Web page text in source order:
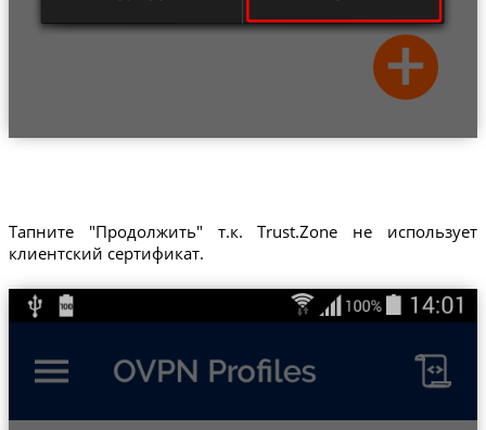
Тапните "Продолжить" т.к. Trust.Zone не использует
клиентский сертификат.